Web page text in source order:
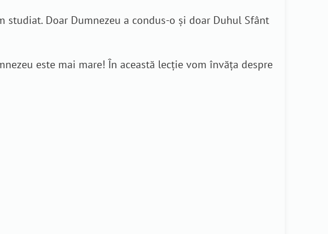
Doar Dumnezeu a condus-o și doar Duhul Sfânt
este mai mare! În această lecție vom învăța despre